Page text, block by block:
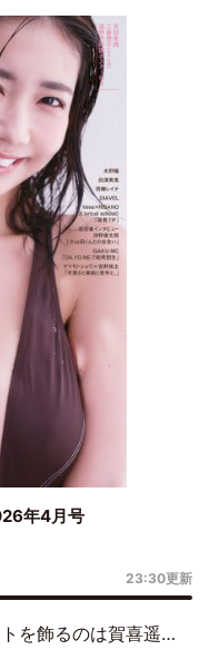
年4月号
23:30更新
5年分大人になった私を見ていただけたら」